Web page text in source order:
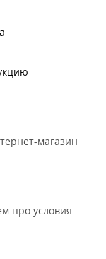
магазин
про условия